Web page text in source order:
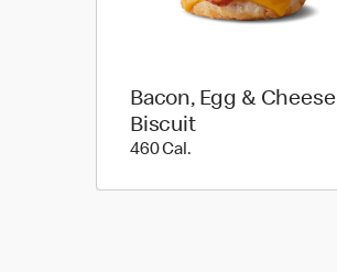
Bacon, Egg & Cheese
Biscuit
460 Cal.460 Cal.